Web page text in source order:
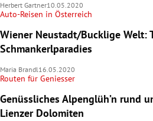
Herbert Gartner10.05.2020
Auto-Reisen in Österreich
Wiener Neustadt/Bucklige Welt:
Schmankerlparadies
Maria Brandl16.05.2020
Routen für Geniesser
Genüssliches Alpenglüh’n rund
Lienzer Dolomiten